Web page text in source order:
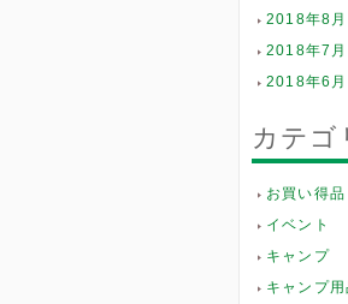
2018年8月
2018年7月
2018年6月
カテゴ
お買い得品
イベント
キャンプ
キャンプ